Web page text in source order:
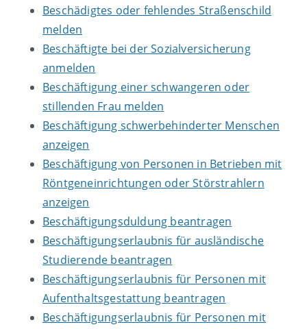
Beschädigtes oder fehlendes Straßenschild
melden
Beschäftigte bei der Sozialversicherung
anmelden
Beschäftigung einer schwangeren oder
stillenden Frau melden
Beschäftigung schwerbehinderter Menschen
anzeigen
Beschäftigung von Personen in Betrieben mit
Röntgeneinrichtungen oder Störstrahlern
anzeigen
Beschäftigungsduldung beantragen
Beschäftigungserlaubnis für ausländische
Studierende beantragen
Beschäftigungserlaubnis für Personen mit
Aufenthaltsgestattung beantragen
Beschäftigungserlaubnis für Personen mit